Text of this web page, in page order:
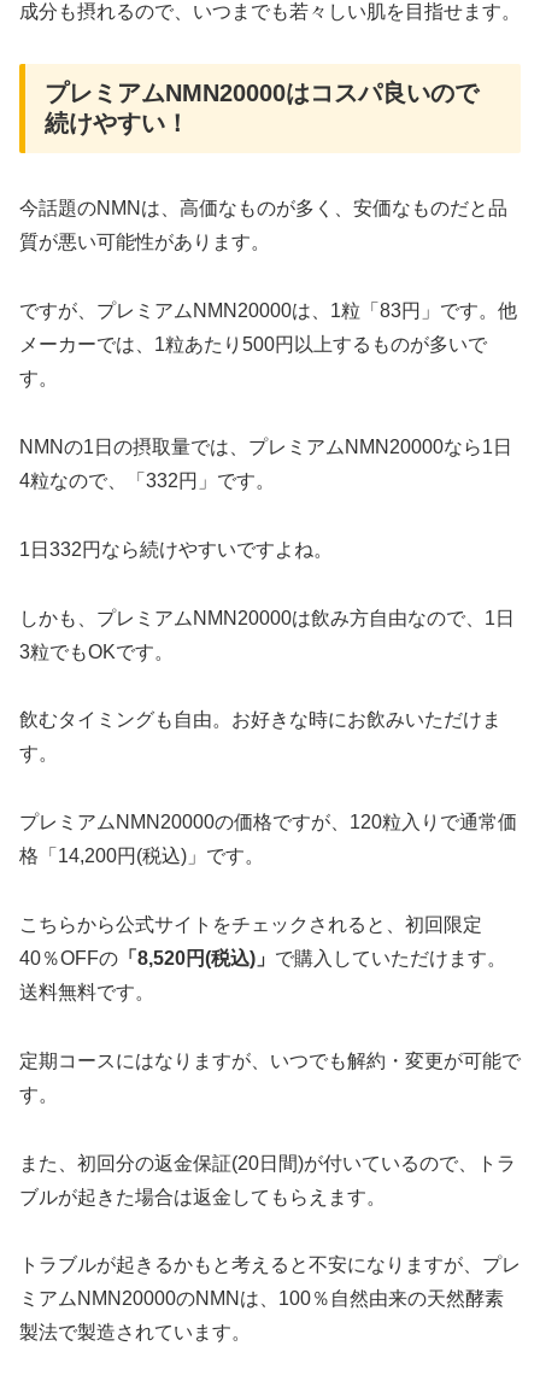
成分も摂れるので、いつまでも若々しい肌を目指せます。
プレミアムNMN20000はコスパ良いので
続けやすい！
今話題のNMNは、高価なものが多く、安価なものだと品
質が悪い可能性があります。
ですが、プレミアムNMN20000は、1粒「83円」です。他
メーカーでは、1粒あたり500円以上するものが多いで
す。
NMNの1日の摂取量では、プレミアムNMN20000なら1日
4粒なので、「332円」です。
1日332円なら続けやすいですよね。
しかも、プレミアムNMN20000は飲み方自由なので、1日
3粒でもOKです。
飲むタイミングも自由。お好きな時にお飲みいただけま
す。
プレミアムNMN20000の価格ですが、120粒入りで通常価
格「14,200円(税込)」です。
こちらから公式サイトをチェックされると、初回限定
40％OFFの 「8,520円(税込)」 で購入していただけます。
送料無料です。
定期コースにはなりますが、いつでも解約・変更が可能で
す。
また、初回分の返金保証(20日間)が付いているので、トラ
ブルが起きた場合は返金してもらえます。
トラブルが起きるかもと考えると不安になりますが、プレ
ミアムNMN20000のNMNは、100％自然由来の天然酵素
製法で製造されています。